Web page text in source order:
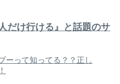
だけ行ける』と話題のサ